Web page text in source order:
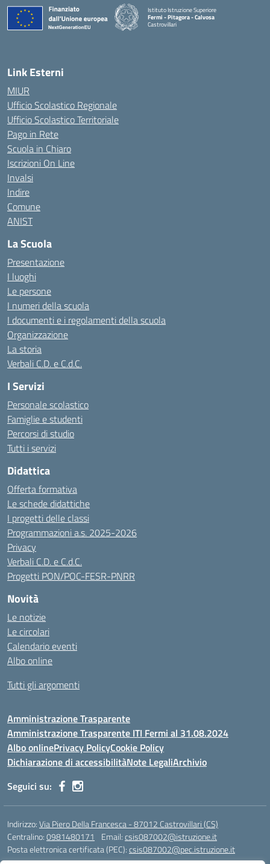
Istituto Istruzione Superiore
Fermi - Pitagora - Calvosa
Castrovillari
Link Esterni
MIUR
Ufficio Scolastico Regionale
Ufficio Scolastico Territoriale
Pago in Rete
Scuola in Chiaro
Iscrizioni On Line
Invalsi
Indire
Comune
ANIST
La Scuola
Presentazione
I luoghi
Le persone
I numeri della scuola
I documenti e i regolamenti della scuola
Organizzazione
La storia
Verbali C.D. e C.d.C.
I Servizi
Personale scolastico
Famiglie e studenti
Percorsi di studio
Tutti i servizi
Didattica
Offerta formativa
Le schede didattiche
I progetti delle classi
Programmazioni a.s. 2025-2026
Privacy
Verbali C.D. e C.d.C.
Progetti PON/POC-FESR-PNRR
Novità
Le notizie
Le circolari
Calendario eventi
Albo online
Tutti gli argomenti
Amministrazione Trasparente
Amministrazione Trasparente ITI Fermi al 31.08.2024
Albo onlinePrivacy PolicyCookie Policy
Dichiarazione di accessibilitàNote LegaliArchivio
Seguici su:
Indirizzo:Via Piero Della Francesca - 87012 Castrovillari (CS)
Centralino:0981480171 Email:csis087002@istruzione.it
Posta elettronica certificata (PEC):csis087002@pec.istruzione.it